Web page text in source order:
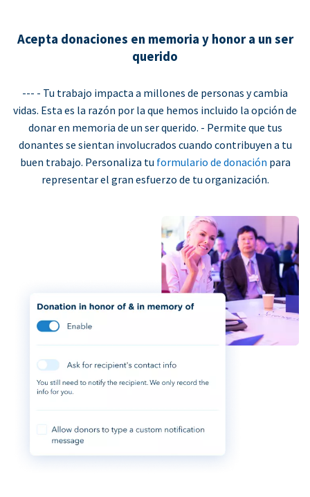
Acepta donaciones en memoria y honor a un ser
querido
--- - Tu trabajo impacta a millones de personas y cambia
vidas. Esta es la razón por la que hemos incluido la opción de
donar en memoria de un ser querido. - Permite que tus
donantes se sientan involucrados cuando contribuyen a tu
buen trabajo. Personaliza tu formulario de donación para
representar el gran esfuerzo de tu organización.